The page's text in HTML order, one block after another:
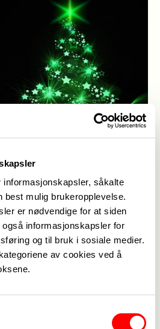
informasjonskapsler, såkalte
best mulig brukeropplevelse.
er nødvendige for at siden
informasjonskapsler for
og til bruk i sosiale medier.
av cookies ved å